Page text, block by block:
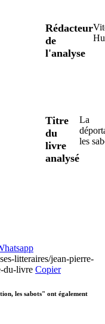
Rédacteur
de
l'analyse
Titre
du
livre
analysé
La
les
litteraires/jean-pierre-
du-livre Copier
les sabots" ont également